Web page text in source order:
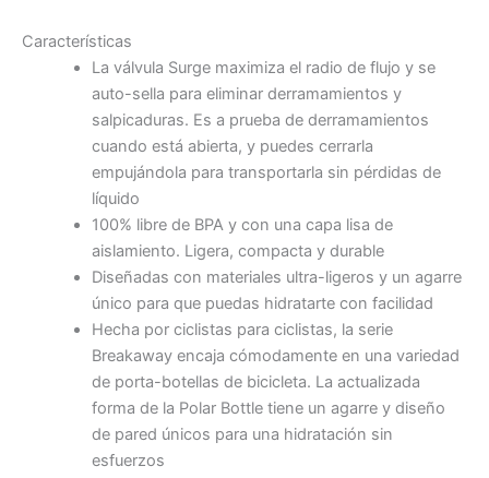
Características
La válvula Surge maximiza el radio de flujo y se
auto-sella para eliminar derramamientos y
salpicaduras. Es a prueba de derramamientos
cuando está abierta, y puedes cerrarla
empujándola para transportarla sin pérdidas de
líquido
100% libre de BPA y con una capa lisa de
aislamiento. Ligera, compacta y durable
Diseñadas con materiales ultra-ligeros y un agarre
único para que puedas hidratarte con facilidad
Hecha por ciclistas para ciclistas, la serie
Breakaway encaja cómodamente en una variedad
de porta-botellas de bicicleta. La actualizada
forma de la Polar Bottle tiene un agarre y diseño
de pared únicos para una hidratación sin
esfuerzos